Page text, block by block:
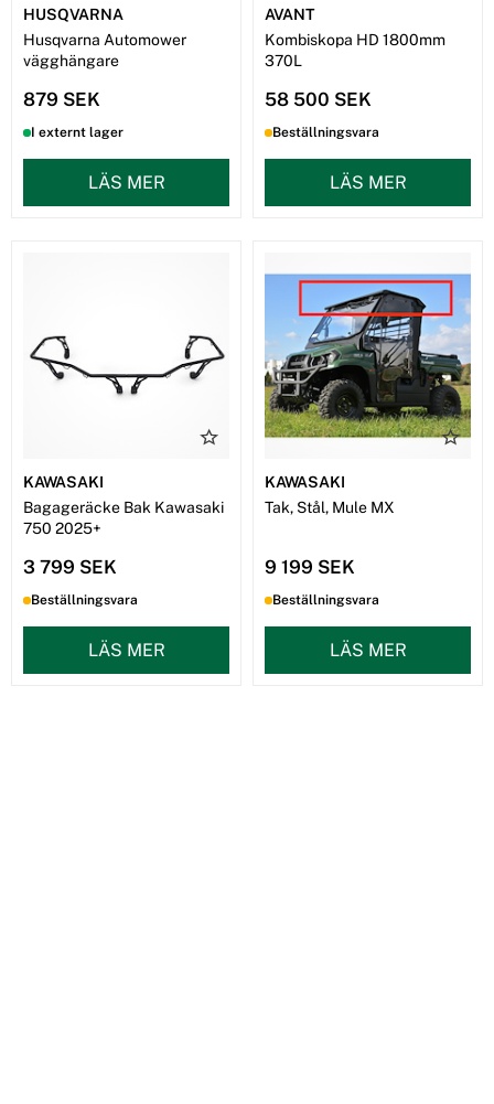
HUSQVARNA
Husqvarna Automower
vägghängare
879 SEK
I externt lager
LÄS MER
AVANT
Kombiskopa HD 1800mm
370L
58 500 SEK
Beställningsvara
LÄS MER
KAWASAKI
Bagageräcke Bak Kawasaki
750 2025+
3 799 SEK
Beställningsvara
LÄS MER
KAWASAKI
Tak, Stål, Mule MX
9 199 SEK
Beställningsvara
LÄS MER